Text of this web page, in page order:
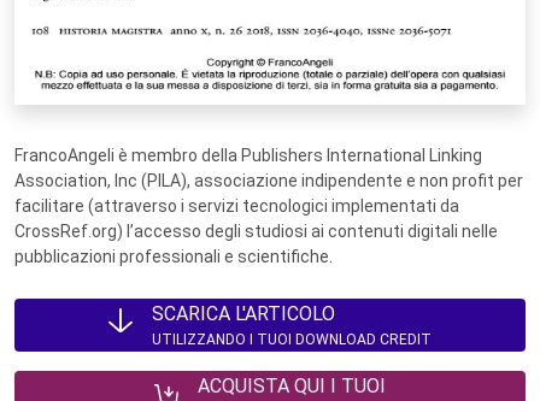
FrancoAngeli è membro della Publishers International Linking
Association, Inc (PILA), associazione indipendente e non profit per
facilitare (attraverso i servizi tecnologici implementati da
CrossRef.org) l’accesso degli studiosi ai contenuti digitali nelle
pubblicazioni professionali e scientifiche.
SCARICA L'ARTICOLO
UTILIZZANDO I TUOI DOWNLOAD CREDIT
ACQUISTA QUI I TUOI